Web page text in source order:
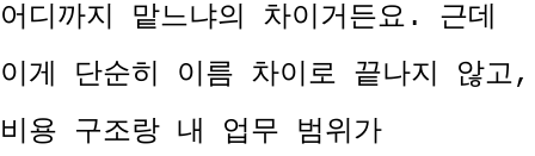
어디까지 맡느냐의 차이거든요. 근데
이게 단순히 이름 차이로 끝나지 않고,
비용 구조랑 내 업무 범위가